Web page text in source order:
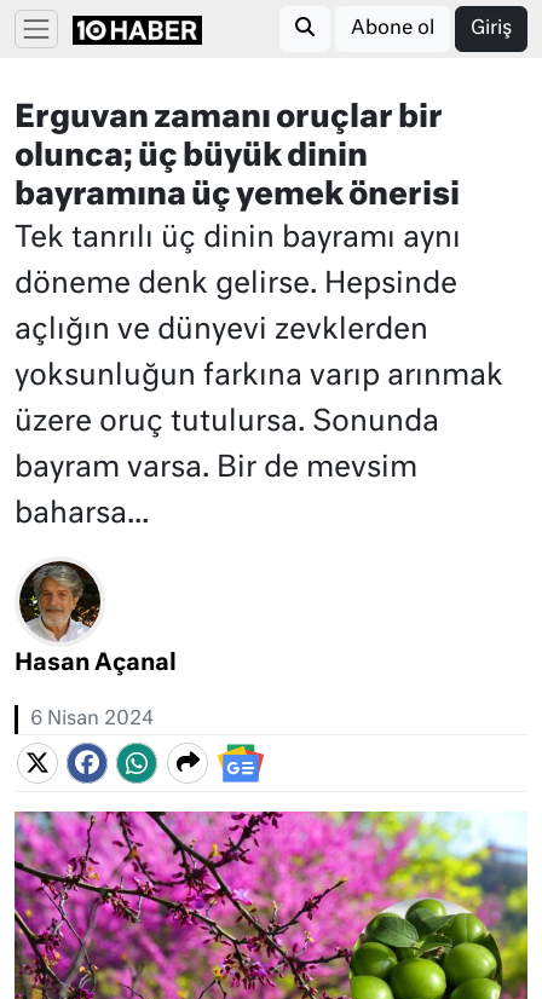
Abone ol Giriş
Erguvan zamanı oruçlar bir
olunca; üç büyük dinin
bayramına üç yemek önerisi
Tek tanrılı üç dinin bayramı aynı
döneme denk gelirse. Hepsinde
açlığın ve dünyevi zevklerden
yoksunluğun farkına varıp arınmak
üzere oruç tutulursa. Sonunda
bayram varsa. Bir de mevsim
baharsa...
Hasan Açanal
6 Nisan 2024